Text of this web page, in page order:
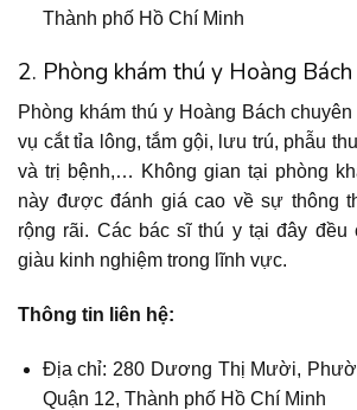
Thành phố Hồ Chí Minh
2. Phòng khám thú y Hoàng
Phòng khám thú y Hoàng Bách
vụ cắt tỉa lông, tắm gội, lưu trú, phẫu
và trị bệnh,… Không gian tại phòng
này được đánh giá cao về sự thông
rộng rãi. Các bác sĩ thú y tại đây đều
giàu kinh nghiệm trong lĩnh vực.
Thông tin liên hệ:
Địa chỉ: 280 Dương Thị Mười,
Quận 12, Thành phố Hồ Chí Minh